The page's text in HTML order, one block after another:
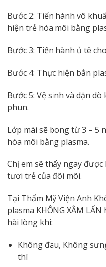
Bước 2: Tiến hành vô
hiện trẻ hóa môi bằng
Bước 3: Tiến hành ủ tê
Bước 4: Thực hiện bắn
Bước 5: Vệ sinh và dặn
phun.
Lớp mài sẽ bong từ 3 – 5
hóa môi bằng plasma.
Chị em sẽ thấy ngay
tươi trẻ của đôi môi.
Tại Thẩm Mỹ Viện Anh
plasma KHÔNG XÂM
hài lòng khi:
Không đau, Không
thì